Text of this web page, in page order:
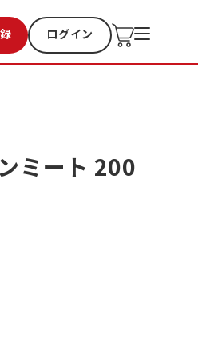
ログイン
お気に入り 過去購入
ミート 200